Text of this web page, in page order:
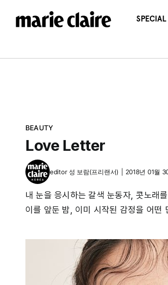
건
SPECIAL
BEAUTY
Love Letter
editor 성 보람(프리랜서) 2018년 01월
내 눈을 응시하는 갈색 눈동자, 콧노래
이를 앞둔 밤, 이미 시작된 감정을 어떤